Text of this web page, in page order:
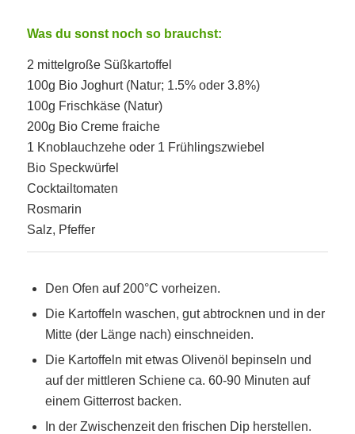
Was du sonst noch so brauchst:
2 mittelgroße Süßkartoffel
100g Bio Joghurt (Natur; 1.5% oder 3.8%)
100g Frischkäse (Natur)
200g Bio Creme fraiche
1 Knoblauchzehe oder 1 Frühlingszwiebel
Bio Speckwürfel
Cocktailtomaten
Rosmarin
Salz, Pfeffer
Den Ofen auf 200°C vorheizen.
Die Kartoffeln waschen, gut abtrocknen und in der
Mitte (der Länge nach) einschneiden.
Die Kartoffeln mit etwas Olivenöl bepinseln und
auf der mittleren Schiene ca. 60-90 Minuten auf
einem Gitterrost backen.
In der Zwischenzeit den frischen Dip herstellen.